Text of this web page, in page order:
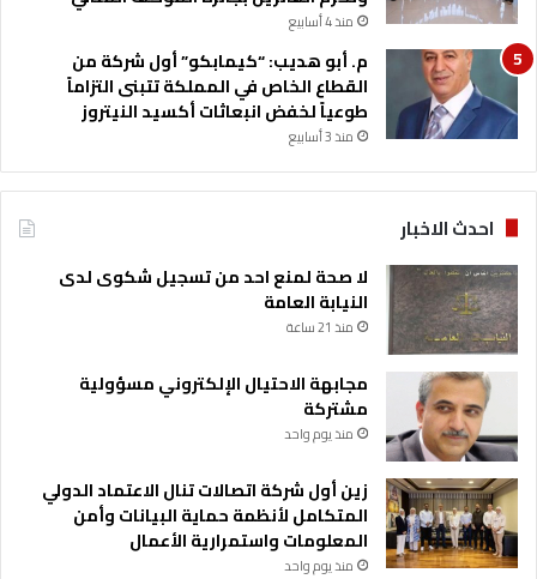
ع
ق
د
م
ل
ج
م
ا
ع
ي
منذ 4 أسابيع
م. أبو هديب: “كيمابكو” أول شركة من
القطاع الخاص في المملكة تتبنى التزاماً
طوعياً لخفض انبعاثات أكسيد النيتروز
منذ 3 أسابيع
احدث الاخبار
لا صحة لمنع احد من تسجيل شكوى لدى
النيابة العامة
منذ 21 ساعة
مجابهة الاحتيال الإلكتروني مسؤولية
مشتركة
منذ يوم واحد
زين أول شركة اتصالات تنال الاعتماد الدولي
المتكامل لأنظمة حماية البيانات وأمن
المعلومات واستمرارية الأعمال
منذ يوم واحد